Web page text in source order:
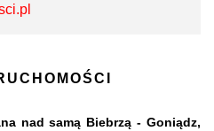
nad samą Biebrzą - Goniądz,